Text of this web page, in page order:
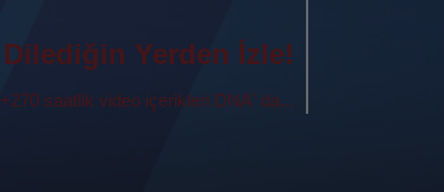
Dilediğin Yerden İzle!
+270 saatlik video içerikleri DNA' da...